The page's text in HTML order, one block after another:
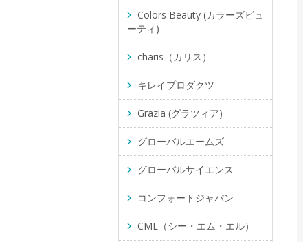
Colors Beauty (カラーズビュ
ーティ)
charis（カリス）
キレイプロダクツ
Grazia (グラツィア)
グローバルエームズ
グローバルサイエンス
コンフォートジャパン
CML（シー・エム・エル）